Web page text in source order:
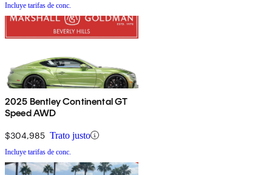
Incluye tarifas de conc.
2025 Bentley Continental GT
Speed AWD
$304,985 Trato justo
Incluye tarifas de conc.